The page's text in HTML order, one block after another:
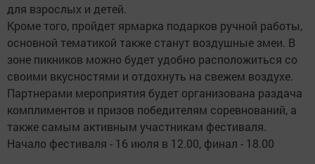
для взрослых и детей.
Кроме того, пройдет ярмарка подарков ручной работы,
основной тематикой также станут воздушные змеи. В
зоне пикников можно будет удобно расположиться со
своими вкусностями и отдохнуть на свежем воздухе.
Партнерами мероприятия будет организована раздача
комплиментов и призов победителям соревнований, а
также самым активным участникам фестиваля.
Начало фестиваля - 16 июля в 12.00, финал - 18.00